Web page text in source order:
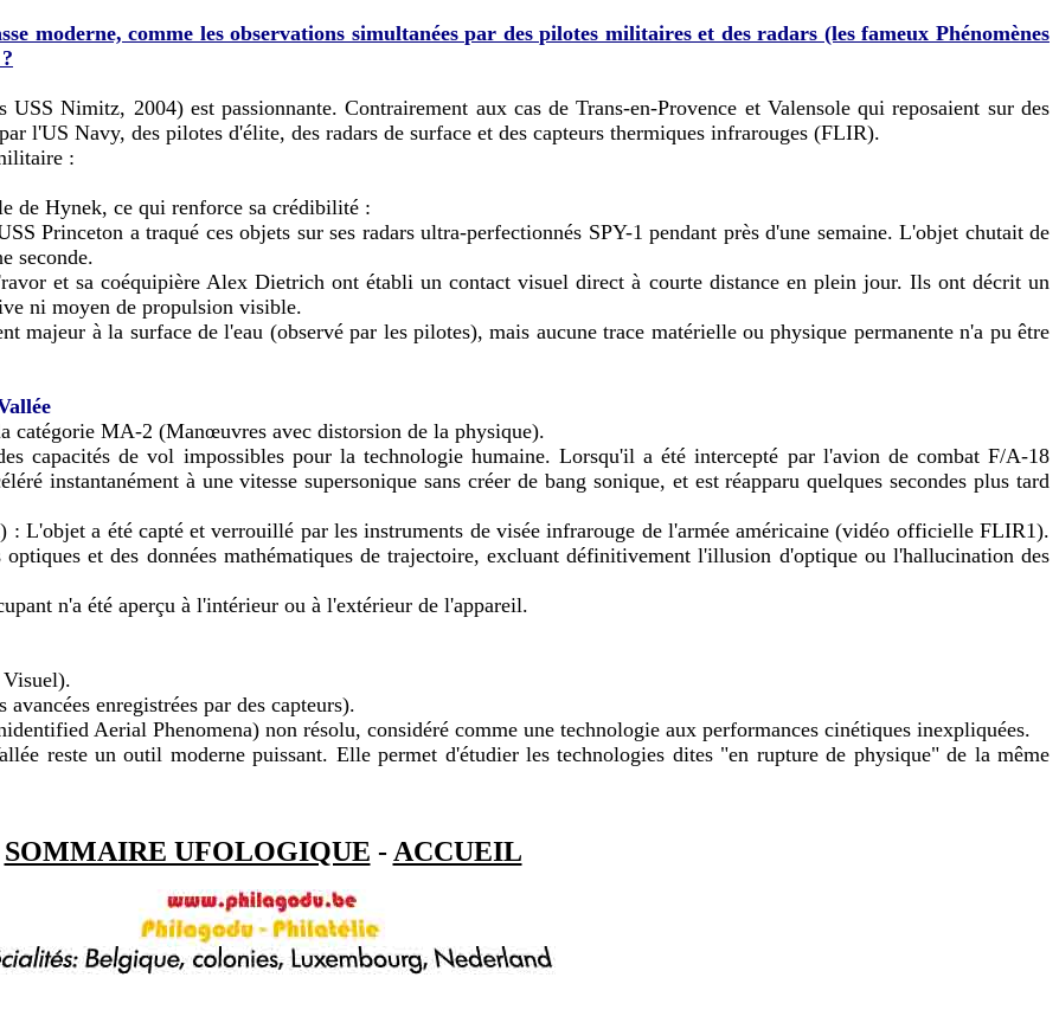
moderne, comme les observations simultanées par des pilotes militaires et des radars (les fameux Phénomènes
Nimitz, 2004) est passionnante. Contrairement aux cas de Trans-en-Provence et Valensole qui reposaient sur des
l'US Navy, des pilotes d'élite, des radars de surface et des capteurs thermiques infrarouges (FLIR).
:
de Hynek, ce qui renforce sa crédibilité :
Princeton a traqué ces objets sur ses radars ultra-perfectionnés SPY-1 pendant près d'une semaine. L'objet chutait de
seconde.
et sa coéquipière Alex Dietrich ont établi un contact visuel direct à courte distance en plein jour. Ils ont décrit un
ni moyen de propulsion visible.
majeur à la surface de l'eau (observé par les pilotes), mais aucune trace matérielle ou physique permanente n'a pu être
catégorie MA-2 (Manœuvres avec distorsion de la physique).
capacités de vol impossibles pour la technologie humaine. Lorsqu'il a été intercepté par l'avion de combat F/A-18
instantanément à une vitesse supersonique sans créer de bang sonique, et est réapparu quelques secondes plus tard
L'objet a été capté et verrouillé par les instruments de visée infrarouge de l'armée américaine (vidéo officielle FLIR1).
et des données mathématiques de trajectoire, excluant définitivement l'illusion d'optique ou l'hallucination des
n'a été aperçu à l'intérieur ou à l'extérieur de l'appareil.
enregistrées par des capteurs).
Aerial Phenomena) non résolu, considéré comme une technologie aux performances cinétiques inexpliquées.
reste un outil moderne puissant. Elle permet d'étudier les technologies dites "en rupture de physique" de la même
SOMMAIRE UFOLOGIQUE - ACCUEIL